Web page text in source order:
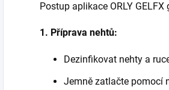
Postup aplikace ORLY GELFX
1. Příprava nehtů:
Dezinfikovat nehty a
Jemně zatlačte pomocí